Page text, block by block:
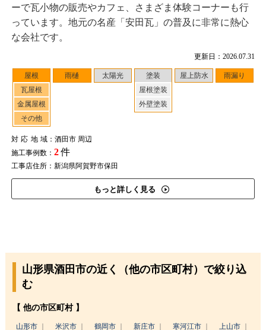
更新日：2026.07.31
屋根
瓦屋根
金属屋根
その他
雨樋 太陽光
塗装
屋根塗装
外壁塗装
屋上防水 雨漏り
対応地域：酒田市 周辺
施工事例数： 2件
工事店住所：新潟県阿賀野市保田
もっと詳しく見る
ーで瓦小物の販売やカフェ、さまざま体験コーナーも行
っています。地元の名産「安田瓦」の普及に非常に熱心
な会社です。
山形県酒田市の近く（他の市区町村）で絞り込
む
【 他の市区町村 】
山形市 米沢市 鶴岡市 新庄市 寒河江市
上山市